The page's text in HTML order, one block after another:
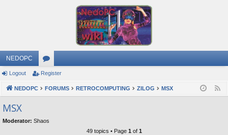
NEDOPC
or
u
s
Logout Register
NEDOPC FORUMS RETROCOMPUTING ZILOG MSX
MSX
Moderator: Shaos
49 topics • Page 1 of 1